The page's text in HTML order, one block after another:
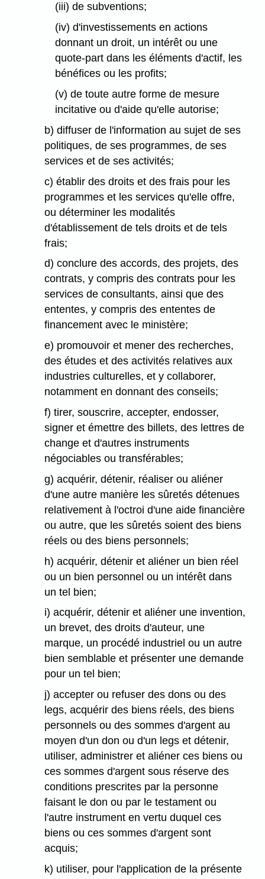
(iii) de subventions;
(iv) d'investissements en actions
donnant un droit, un intérêt ou une
quote-part dans les éléments d'actif, les
bénéfices ou les profits;
(v) de toute autre forme de mesure
incitative ou d'aide qu'elle autorise;
b) diffuser de l'information au sujet de ses
politiques, de ses programmes, de ses
services et de ses activités;
c) établir des droits et des frais pour les
programmes et les services qu'elle offre,
ou déterminer les modalités
d'établissement de tels droits et de tels
frais;
d) conclure des accords, des projets, des
contrats, y compris des contrats pour les
services de consultants, ainsi que des
ententes, y compris des ententes de
financement avec le ministère;
e) promouvoir et mener des recherches,
des études et des activités relatives aux
industries culturelles, et y collaborer,
notamment en donnant des conseils;
f) tirer, souscrire, accepter, endosser,
signer et émettre des billets, des lettres de
change et d'autres instruments
négociables ou transférables;
g) acquérir, détenir, réaliser ou aliéner
d'une autre manière les sûretés détenues
relativement à l'octroi d'une aide financière
ou autre, que les sûretés soient des biens
réels ou des biens personnels;
h) acquérir, détenir et aliéner un bien réel
ou un bien personnel ou un intérêt dans
un tel bien;
i) acquérir, détenir et aliéner une invention,
un brevet, des droits d'auteur, une
marque, un procédé industriel ou un autre
bien semblable et présenter une demande
pour un tel bien;
j) accepter ou refuser des dons ou des
legs, acquérir des biens réels, des biens
personnels ou des sommes d'argent au
moyen d'un don ou d'un legs et détenir,
utiliser, administrer et aliéner ces biens ou
ces sommes d'argent sous réserve des
conditions prescrites par la personne
faisant le don ou par le testament ou
l'autre instrument en vertu duquel ces
biens ou ces sommes d'argent sont
acquis;
k) utiliser, pour l'application de la présente